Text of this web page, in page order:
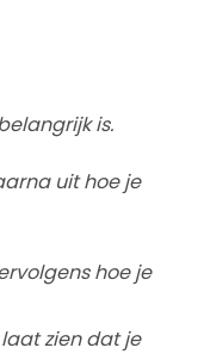
is.
uit hoe je
hoe je
laat zien dat je